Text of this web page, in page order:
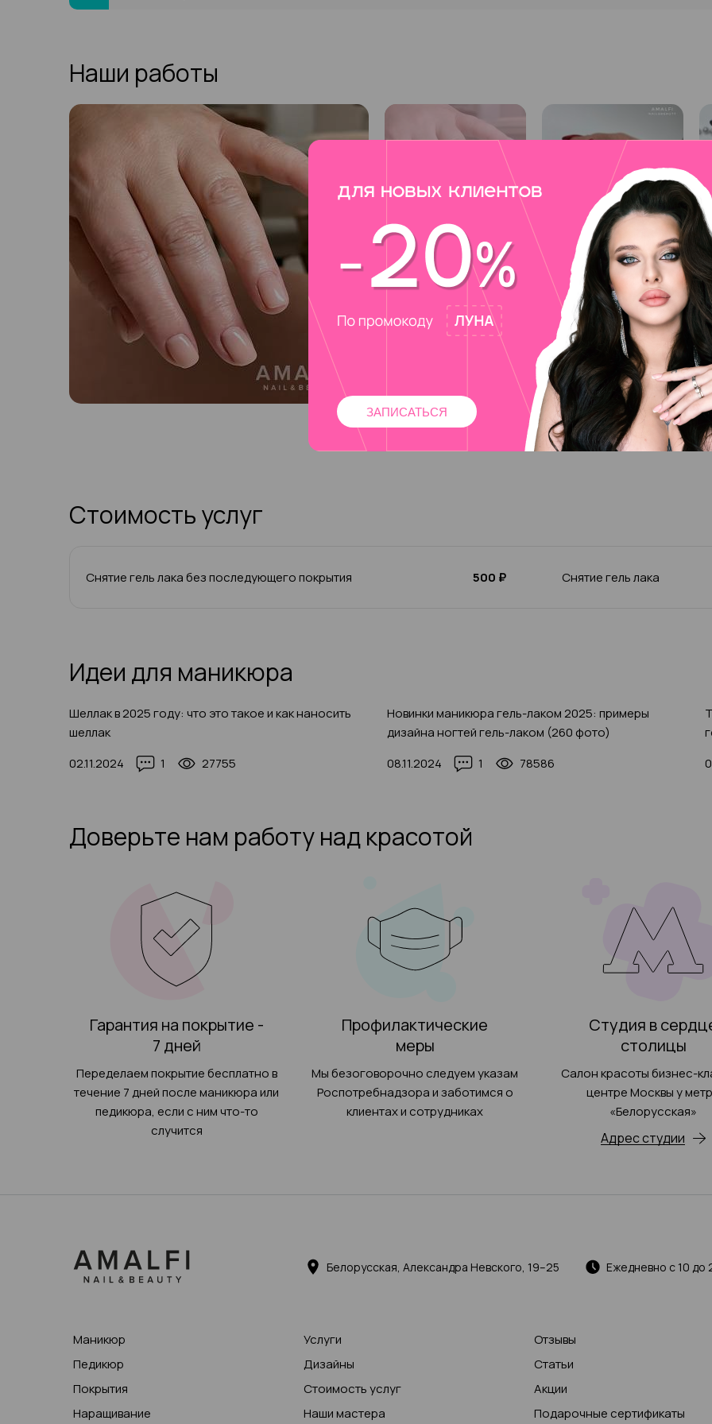
раствор и прикладывают к подпиленному до шероховатого состояния покрытию. Кончики пальцев
По решению мастера применяются и другие способы снятия гель-лака. Это спиливание, размачивание в
колпачков-фиксаторов. По окончанию процедуры ногти протираются от остатков лака и химии. Можно сразу
европейского маникюра, создать новый образ с помощью качественного нейл-арта.
Если клиент желает дать отдохнуть ногтям, рекомендуются уходовые и оздоравливающие процедуры. Сразу
лечебного состава для восстановления и укрепления ногтей. Кутикула массируется с питательными
Через несколько дней можно повторить SPA-процедуры, с расслабляющим массажем, улучшающим
Наши работы
5 6 7 8
Стоимость услуг
Снятие гель лака без последующего покрытия 500 ₽ Снятие гель лака
Идеи для маникюра
Шеллак в 2025 году: что это такое и как наносить
шеллак
02.11.2024
1 27755
Новинки маникюра гель-лаком 2025: примеры
дизайна ногтей гель-лаком (260 фото)
08.11.2024
1 78586
Доверьте нам работу над красотой
Гарантия на покрытие -
7 дней
Переделаем покрытие бесплатно в
течение 7 дней после маникюра или
педикюра, если с ним что-то
случится
Профилактические
меры
Мы безоговорочно следуем указам
Роспотребнадзора и заботимся о
клиентах и сотрудниках
Студия в
столицы
Салон красоты бизнес-
центре Москвы у
«Белорусская»
Адрес студии
Белорусская, Александра Невского, 19–25 Ежедневно с 10 до
Маникюр
Педикюр
Покрытия
Наращивание
Услуги
Дизайны
Стоимость услуг
Наши мастера
Отзывы
Статьи
Акции
Подарочные сертификаты
ЗАПИСАТЬСЯ